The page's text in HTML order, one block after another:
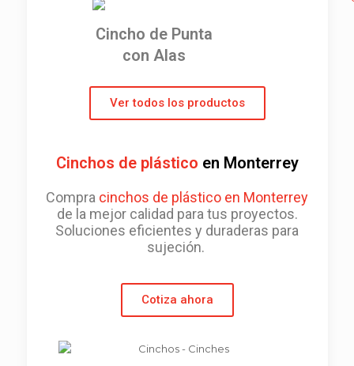
Cincho de Punta
con Alas
Ver todos los productos
Cinchos de plástico en Monterrey
Compra cinchos de plástico en Monterrey
de la mejor calidad para tus proyectos.
Soluciones eficientes y duraderas para
sujeción.
Cotiza ahora